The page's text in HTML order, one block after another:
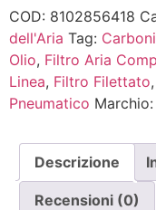
COD: 8102856418
dell'Aria Tag:
Olio, Filtro Aria
Linea, Filtro Filettato,
Pneumatico Marchio:
Descrizione
Recensioni (0)